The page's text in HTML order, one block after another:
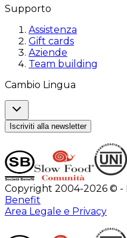
Supporto
Assistenza
Gift cards
Aziende
Team building
Cambio Lingua
Iscriviti alla newsletter
Copyright 2004-2026 © -
Benefit
Area Legale e Privacy